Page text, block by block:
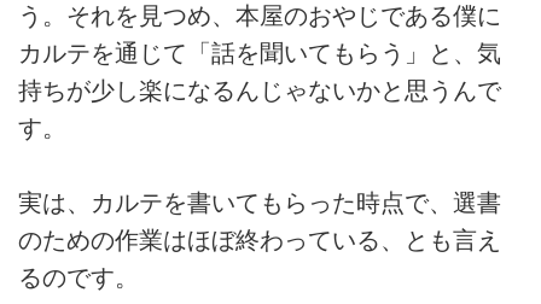
う。それを見つめ、本屋のおやじである僕に
カルテを通じて「話を聞いてもらう」と、気
持ちが少し楽になるんじゃないかと思うんで
す。
実は、カルテを書いてもらった時点で、選書
のための作業はほぼ終わっている、とも言え
るのです。